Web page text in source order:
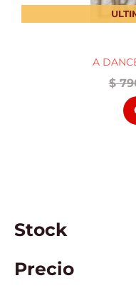
Stock
Precio
A
$